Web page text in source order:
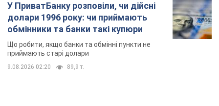
У ПриватБанку розповіли, чи дійсні
долари 1996 року: чи приймають
обмінники та банки такі купюри
Що робити, якщо банки та обмінні пункти не
приймають старі долари
9.08.2026 02:20 89,9 т.